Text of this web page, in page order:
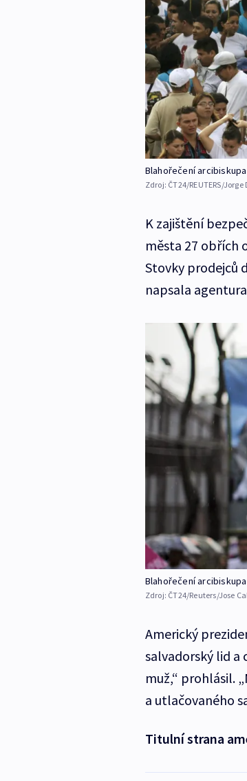
Blahořečení
Zdroj: ČT24/REUTERS/
K zajištění
města 27 obřích
Stovky prodejců
napsala
Blahořečení
Zdroj: ČT24/Reuters/Jose
Americký
salvadorský lid a
muž,“ prohlásil.
a utlačovaného
Titulní strana